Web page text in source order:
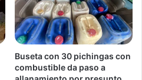
Buseta con 30 pichingas con
combustible da paso a